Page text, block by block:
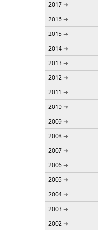
2017
2016
2015
2014
2013
2012
2011
2010
2009
2008
2007
2006
2005
2004
2003
2002